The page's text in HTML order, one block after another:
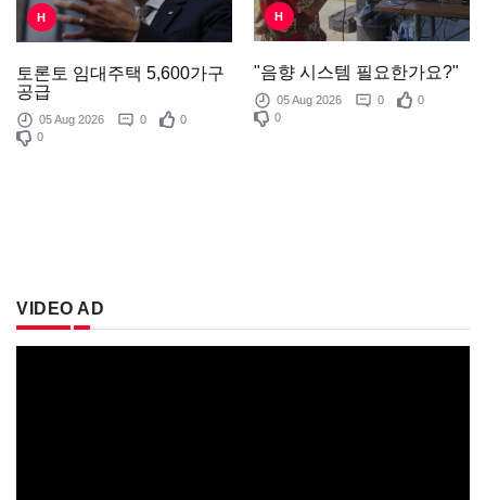
H
토론토 임대주택 5,600가구
공급
05 Aug 2026 0
0
0
H
"음향 시스템 필요한가요?"
05 Aug 2026 0
0
0
VIDEO AD